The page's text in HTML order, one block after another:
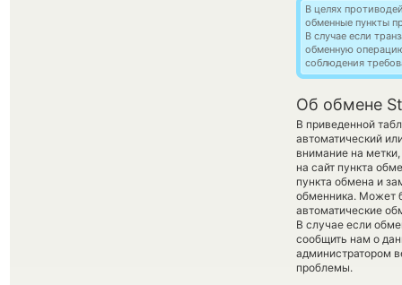
В целях
обменные пункты
В случае если
обменную
соблюдения
Об обмене
В приведенной
автоматический
внимание на
на сайт пункта
пункта обмена и
обменника. Может
автоматические
В случае если
сообщить нам о
администратором
проблемы.